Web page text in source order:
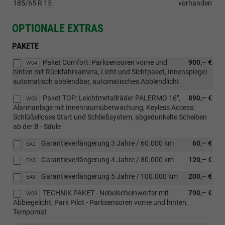
185/65 R 15
vorhanden
OPTIONALE EXTRAS
PAKETE
W04 900,– €
Paket Comfort: Parksensoren vorne und
hinten mit Rückfahrkamera, Licht und Sichtpaket, Innenspiegel
automatisch abblendbar, automatisches Abblendlicht
W06 890,– €
Paket TOP: Leichtmetallräder PALERMO 16",
Alarmanlage mit Innenraumüberwachung, Keyless Access:
Schlüßelloses Start und Schließsystem, abgedunkelte Scheiben
ab der B - Säule
EA2 60,– €
Garantieverlängerung 3 Jahre / 60.000 km
EA5 120,– €
Garantieverlängerung 4 Jahre / 80.000 km
EA8 200,– €
Garantieverlängerung 5 Jahre / 100.000 km
W09 790,– €
TECHNIK PAKET - Nebelscheinwerfer mit
Abbiegelicht, Park Pilot - Parksensoren vorne und hinten,
Tempomat